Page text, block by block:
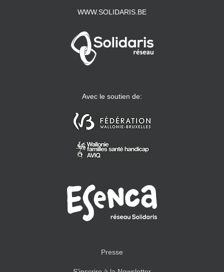
WWW.SOLIDARIS.BE
Avec le soutien de:
Presse